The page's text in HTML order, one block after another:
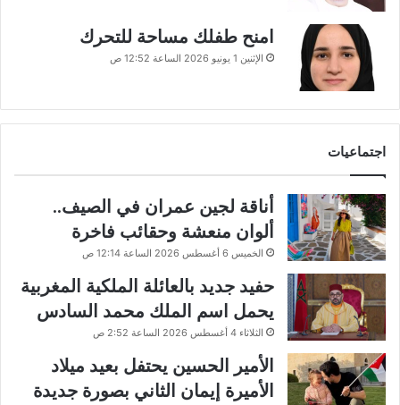
امنح طفلك مساحة للتحرك
الإثنين 1 يونيو 2026 الساعة 12:52 ص
اجتماعيات
أناقة لجين عمران في الصيف..
ألوان منعشة وحقائب فاخرة
الخميس 6 أغسطس 2026 الساعة 12:14 ص
حفيد جديد بالعائلة الملكية المغربية
يحمل اسم الملك محمد السادس
الثلاثاء 4 أغسطس 2026 الساعة 2:52 ص
الأمير الحسين يحتفل بعيد ميلاد
الأميرة إيمان الثاني بصورة جديدة